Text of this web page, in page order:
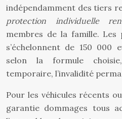
indépendamment des tiers
protection individuelle
membres de la famille. Les
s’échelonnent de 150 000
selon la formule
temporaire, l’invalidité
Pour les véhicules récents
garantie dommages tous